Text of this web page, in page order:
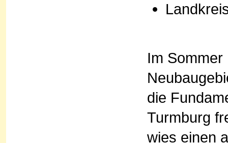
Im
die
Turmburg
wies einen